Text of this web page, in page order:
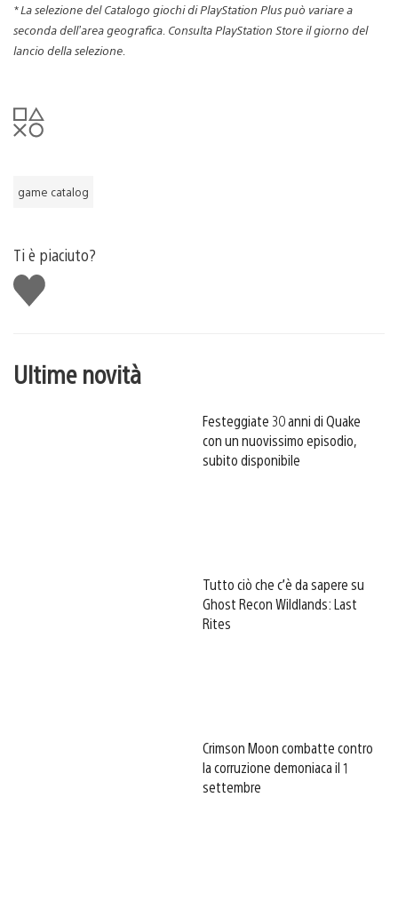
* La selezione del Catalogo giochi di PlayStation Plus può variare a
seconda dell’area geografica. Consulta PlayStation Store il giorno del
lancio della selezione.
game catalog
Ti è piaciuto?
Mi
piace
Ultime novità
Festeggiate 30 anni di Quake
con un nuovissimo episodio,
subito disponibile
Tutto ciò che c’è da sapere su
Ghost Recon Wildlands: Last
Rites
Crimson Moon combatte contro
la corruzione demoniaca il 1
settembre